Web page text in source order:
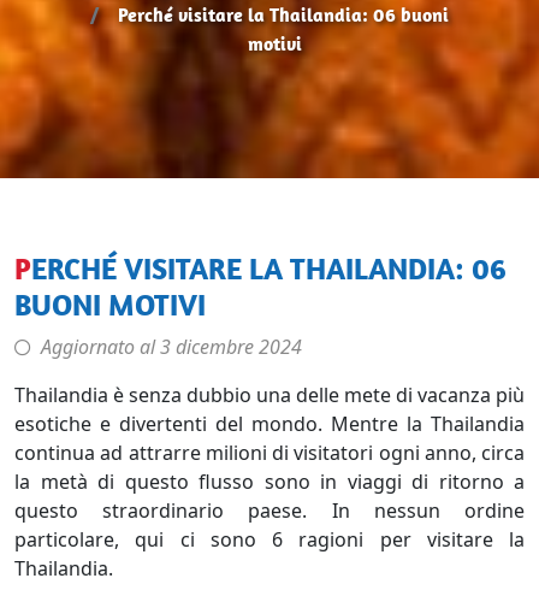
Perché visitare la Thailandia: 06 buoni
motivi
PERCHÉ VISITARE LA THAILANDIA: 06
BUONI MOTIVI
Aggiornato al3 dicembre 2024
Thailandia è senza dubbio una delle mete di vacanza più
esotiche e divertenti del mondo. Mentre la Thailandia
continua ad attrarre milioni di visitatori ogni anno, circa
la metà di questo flusso sono in viaggi di ritorno a
questo straordinario paese. In nessun ordine
particolare, qui ci sono 6 ragioni per visitare la
Thailandia.